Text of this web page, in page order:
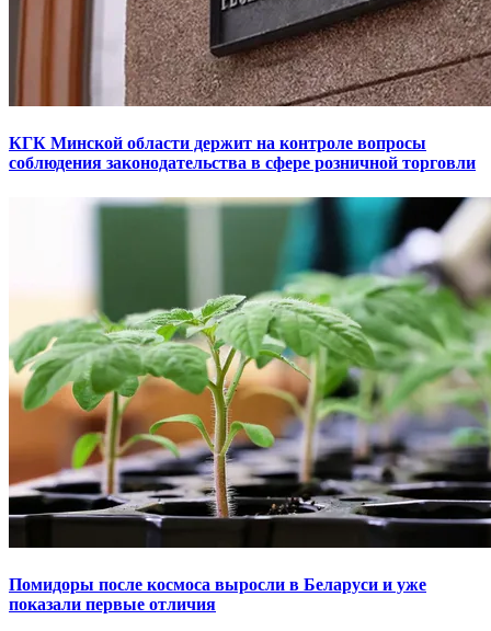
КГК Минской области держит на контроле вопросы
соблюдения законодательства в сфере розничной торговли
Помидоры после космоса выросли в Беларуси и уже
показали первые отличия